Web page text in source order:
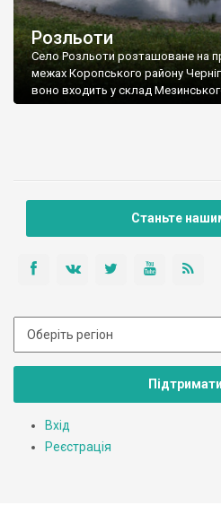
Розльоти
Село Розльоти розташоване на
межах Коропського району
воно входить у склад
природного парку.
Станьте
Вхід
Реєстрація